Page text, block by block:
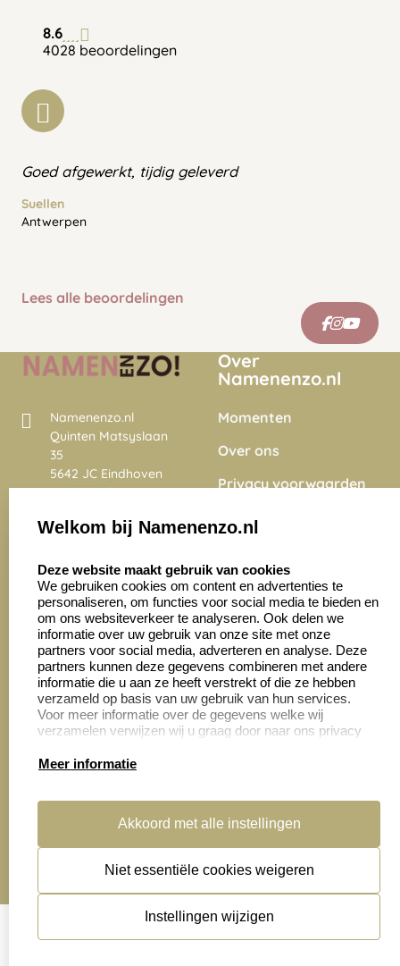
8.6
4028 beoordelingen
Goed afgewerkt, tijdig geleverd
Suellen
Antwerpen
Lees alle beoordelingen
Namenenzo.nl
Quinten Matsyslaan
35
5642 JC Eindhoven
Nederland
4028 beoordelingen
Over
Namenenzo.nl
Momenten
Over ons
Privacy voorwaarden
Onze vacatures
Zakelijk:
Aanvraag op maat
Cadeaubonnen
Klantenservice:
Contact opnemen
Veelgestelde vragen
Retourneren
handleidingen
algemene voorwaarden
disclaimer
Cookies resetten
© copyright 2026
Welkom bij Namenenzo.nl
Deze website maakt gebruik van cookies
We gebruiken cookies om content en advertenties te
personaliseren, om functies voor social media te bieden en
om ons websiteverkeer te analyseren. Ook delen we
informatie over uw gebruik van onze site met onze
partners voor social media, adverteren en analyse. Deze
partners kunnen deze gegevens combineren met andere
informatie die u aan ze heeft verstrekt of die ze hebben
verzameld op basis van uw gebruik van hun services.
Voor meer informatie over de gegevens welke wij
verzamelen verwijzen wij u graag door naar ons privacy
Meer informatie
Akkoord met alle instellingen
Niet essentiële cookies weigeren
Instellingen wijzigen